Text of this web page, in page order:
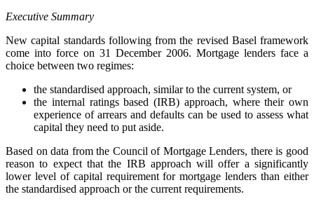
Executive Summary
New capital standards following from the revised Basel framework
come into force on 31 December 2006. Mortgage lenders face a
choice between two regimes:
the standardised approach, similar to the current system, or
the internal ratings based (IRB) approach, where their own
experience of arrears and defaults can be used to assess what
capital they need to put aside.
Based on data from the Council of Mortgage Lenders, there is good
reason to expect that the IRB approach will offer a significantly
lower level of capital requirement for mortgage lenders than either
the standardised approach or the current requirements.